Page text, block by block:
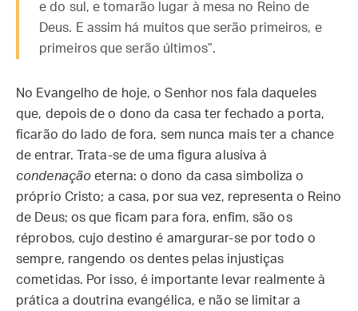
e do sul, e tomarão lugar à mesa no Reino de
Deus. E assim há muitos que serão primeiros, e
primeiros que serão últimos”.
No Evangelho de hoje, o Senhor nos fala daqueles
que, depois de o dono da casa ter fechado a porta,
ficarão do lado de fora, sem nunca mais ter a chance
de entrar. Trata-se de uma figura alusiva à
condenação eterna: o dono da casa simboliza o
próprio Cristo; a casa, por sua vez, representa o Reino
de Deus; os que ficam para fora, enfim, são os
réprobos, cujo destino é amargurar-se por todo o
sempre, rangendo os dentes pelas injustiças
cometidas. Por isso, é importante levar realmente à
prática a doutrina evangélica, e não se limitar a